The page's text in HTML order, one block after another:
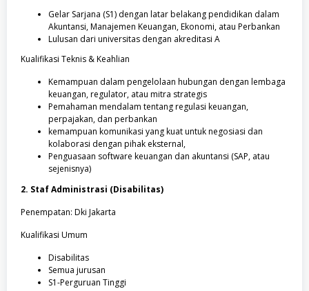
Gelar Sarjana (S1) dengan latar belakang pendidikan dalam
Akuntansi, Manajemen Keuangan, Ekonomi, atau Perbankan
Lulusan dari universitas dengan akreditasi A
Kualifikasi Teknis & Keahlian
Kemampuan dalam pengelolaan hubungan dengan lembaga
keuangan, regulator, atau mitra strategis
Pemahaman mendalam tentang regulasi keuangan,
perpajakan, dan perbankan
kemampuan komunikasi yang kuat untuk negosiasi dan
kolaborasi dengan pihak eksternal,
Penguasaan software keuangan dan akuntansi (SAP, atau
sejenisnya)
2. Staf Administrasi (Disabilitas)
Penempatan: Dki Jakarta
Kualifikasi Umum
Disabilitas
Semua jurusan
S1-Perguruan Tinggi